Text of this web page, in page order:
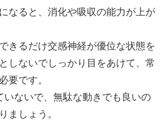
なると、消化や吸収の能力が上が
きるだけ交感神経が優位な状態を
しないでしっかり目をあけて、常
要です。
いないで、無駄な動きでも良いの
ましょう。